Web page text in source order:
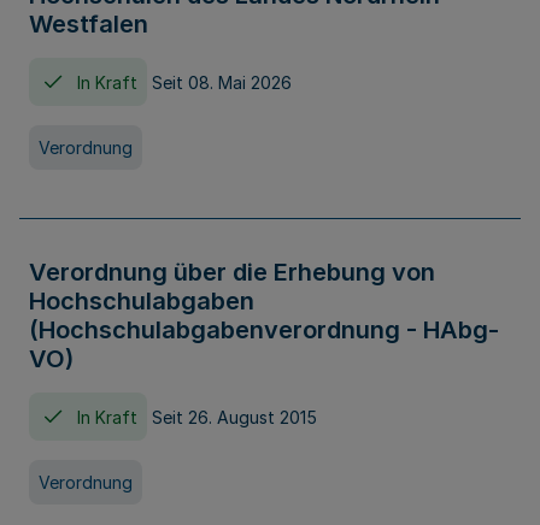
Westfalen
In Kraft Seit 08. Mai 2026
Verordnung
Verordnung über die Erhebung von
Hochschulabgaben
(Hochschulabgabenverordnung - HAbg-
VO)
In Kraft Seit 26. August 2015
Verordnung